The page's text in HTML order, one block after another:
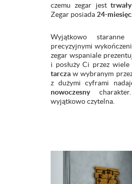
czemu zegar jesttrwały
Zegar posiada24-
Wyjątkowo
precyzyjnymi
zegar wspaniale
i posłuży Ci przez wiele
tarcza w wybranym
z dużymi cyframi
nowoczesny
wyjątkowo czytelna.